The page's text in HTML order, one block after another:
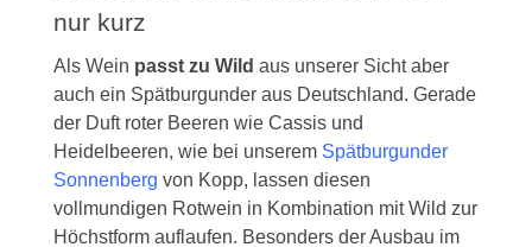
nur kurz
Als Wein passt zu Wild aus unserer Sicht aber
auch ein Spätburgunder aus Deutschland. Gerade
der Duft roter Beeren wie Cassis und
Heidelbeeren, wie bei unserem Spätburgunder
Sonnenberg von Kopp, lassen diesen
vollmundigen Rotwein in Kombination mit Wild zur
Höchstform auflaufen. Besonders der Ausbau im